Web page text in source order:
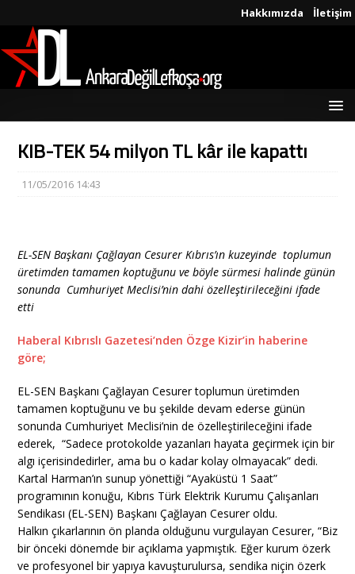
Hakkımızda İletişim
KIB-TEK 54 milyon TL kâr ile kapattı
11/05/2016 14:43
EL-SEN Başkanı Çağlayan Cesurer Kıbrıs’ın kuzeyinde toplumun
üretimden tamamen koptuğunu ve böyle sürmesi halinde günün
sonunda Cumhuriyet Meclisi’nin dahi özelleştirileceğini ifade
etti
Haberal Kıbrıslı Gazetesi’nden Özge Kizir’in haberine
göre;
EL-SEN Başkanı Çağlayan Cesurer toplumun üretimden
tamamen koptuğunu ve bu şekilde devam ederse günün
sonunda Cumhuriyet Meclisi’nin de özelleştirileceğini ifade
ederek, “Sadece protokolde yazanları hayata geçirmek için bir
algı içerisindedirler, ama bu o kadar kolay olmayacak” dedi.
Kartal Harman’ın sunup yönettiği “Ayaküstü 1 Saat”
programının konuğu, Kıbrıs Türk Elektrik Kurumu Çalışanları
Sendikası (EL-SEN) Başkanı Çağlayan Cesurer oldu.
Halkın çıkarlarının ön planda olduğunu vurgulayan Cesurer, “Biz
bir önceki dönemde bir açıklama yapmıştık. Eğer kurum özerk
ve profesyonel bir yapıya kavuşturulursa, sendika niçin özerk